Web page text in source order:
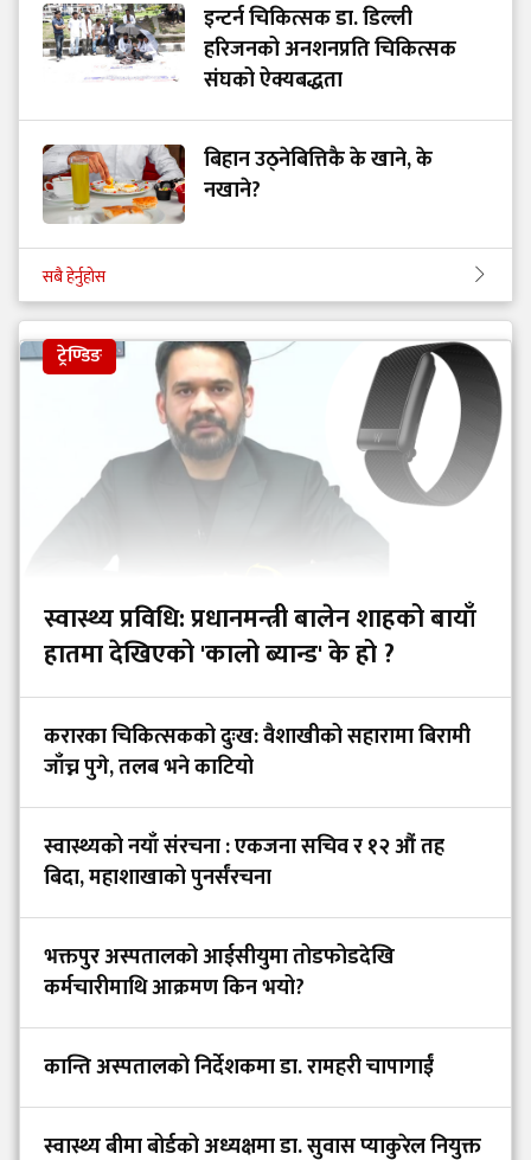
इन्टर्न चिकित्सक डा. डिल्ली
हरिजनको अनशनप्रति चिकित्सक
संघको ऐक्यबद्धता
बिहान उठ्नेबित्तिकै के खाने, के
नखाने?
सबै हेर्नुहोस
ट्रेण्डिङ
स्वास्थ्य प्रविधि: प्रधानमन्त्री बालेन शाहको बायाँ
हातमा देखिएको 'कालो ब्यान्ड' के हो ?
करारका चिकित्सकको दुःख: वैशाखीको सहारामा बिरामी
जाँच्न पुगे, तलब भने काटियो
स्वास्थ्यको नयाँ संरचना : एकजना सचिव र १२ औं तह
बिदा, महाशाखाको पुनर्संरचना
भक्तपुर अस्पतालको आईसीयुमा तोडफोडदेखि
कर्मचारीमाथि आक्रमण किन भयो?
कान्ति अस्पतालको निर्देशकमा डा. रामहरी चापागाईं
स्वास्थ्य बीमा बोर्डको अध्यक्षमा डा. सुवास प्याकुरेल नियुक्त